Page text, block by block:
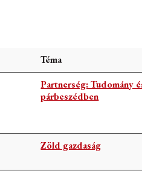
Téma
Partnerség: Tudomány
párbeszédben
Zöld gazdaság